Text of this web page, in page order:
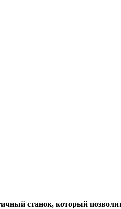
станок, который